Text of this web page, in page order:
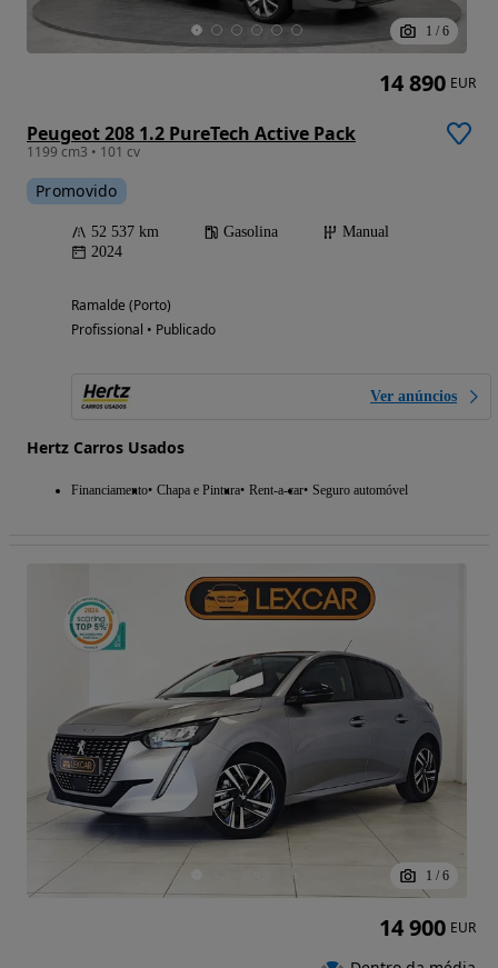
1 / 6
Peugeot 208 1.2 PureTech Active Pack
1199 cm3 • 101 cv
Promovido
52 537 km Gasolina
Manual
2024
Ramalde (Porto)
Profissional • Publicado
Ver anúncios
Hertz Carros Usados
Financiamento Chapa e Pintura Rent-a-car Seguro automóvel
14 890 EUR
1 / 6
14 900 EUR